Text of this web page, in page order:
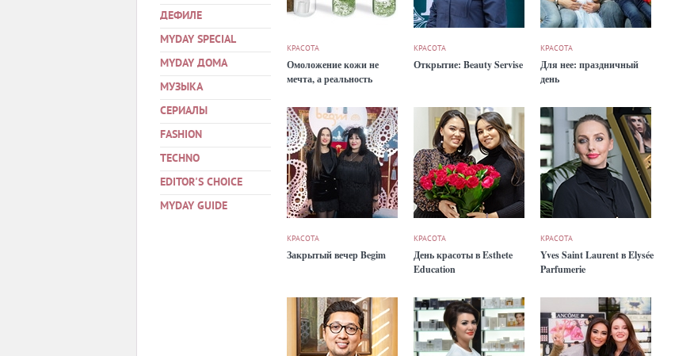
ДЕФИЛЕ
MYDAY SPECIAL
MYDAY ДОМА
МУЗЫКА
СЕРИАЛЫ
FASHION
TECHNO
EDITOR'S CHOICE
MYDAY GUIDE
КРАСОТА
Омоложение кожи не
мечта, а реальность
КРАСОТА
Открытие: Beauty Servise
КРАСОТА
Для нее: праздничный
день
КРАСОТА
Закрытый вечер Begim
КРАСОТА
День красоты в Esthete
Education
КРАСОТА
Yves Saint Laurent в Elysée
Parfumerie